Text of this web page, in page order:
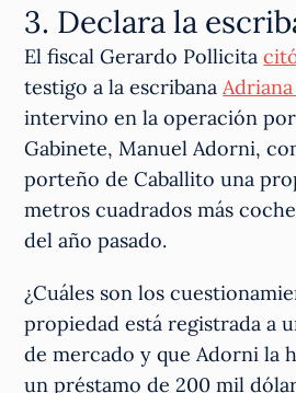
3. Declara la
El fiscal Gerardo Pollicita
testigo a la escribana
intervino en la operación
Gabinete, Manuel Adorni,
porteño de Caballito una
metros cuadrados más
del año pasado.
¿Cuáles son los
propiedad está registrada a
de mercado y que Adorni la
un préstamo de 200 mil